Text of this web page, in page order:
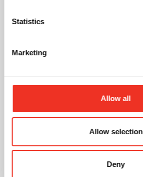
Statistics
Marketing
Allow all
Allow selection
Deny